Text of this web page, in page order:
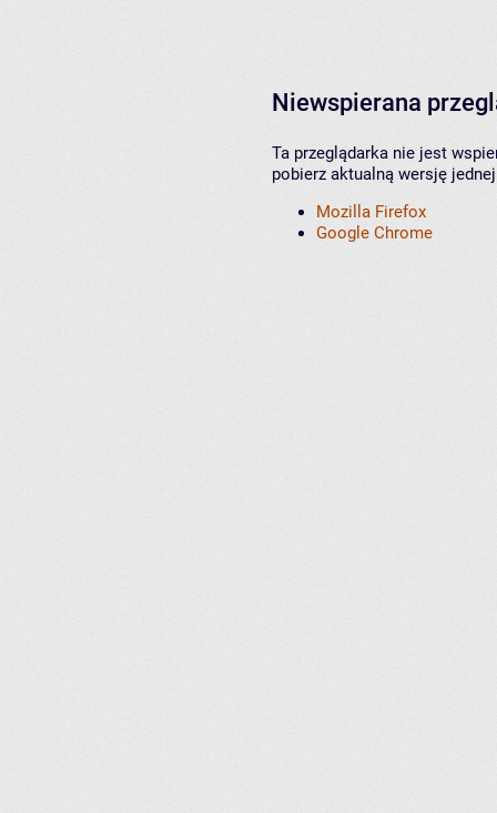
Niewspierana
Ta przeglądarka nie jest
pobierz aktualną wersję
Mozilla Firefox
Google Chrome